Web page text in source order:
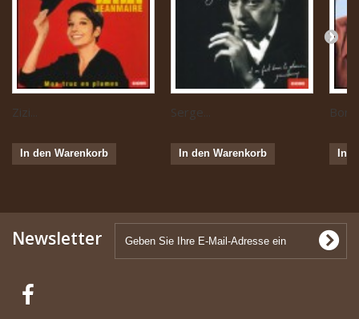
Zizi...
In den Warenkorb
Serge...
In den Warenkorb In
Newsletter